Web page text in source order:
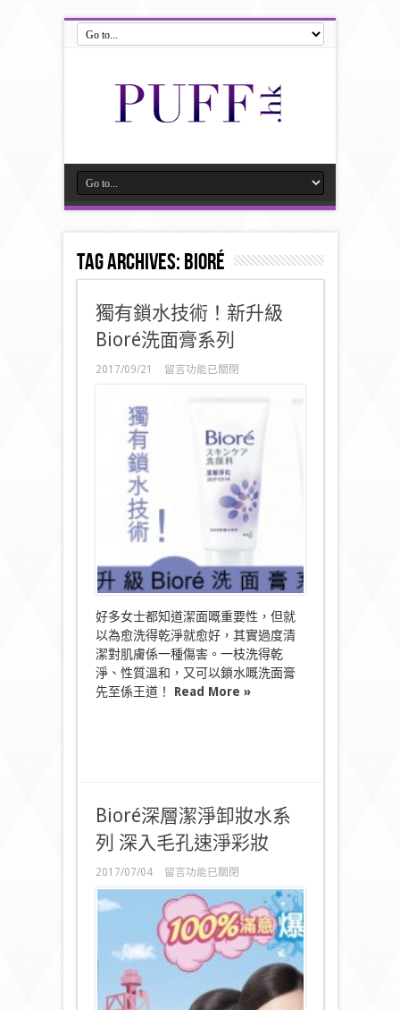
Tag Archives:Bioré
獨有鎖水技術！新升級
Bioré洗面膏系列
2017/09/21
在
Bioré
洗
系
列〉
中
留言功能已關閉
好多女士都知道潔面嘅重要性，但就
以為愈洗得乾淨就愈好，其實過度清
潔對肌膚係一種傷害。一枝洗得乾
淨、性質溫和，又可以鎖水嘅洗面膏
先至係王道！ Read More »
Bioré深層潔淨卸妝水系
列 深入毛孔速淨彩妝
2017/07/04
在
〈Bioré
深
層
潔
淨
卸
留言功能已關閉